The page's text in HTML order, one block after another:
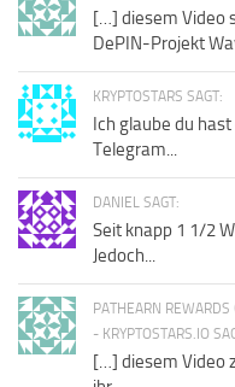
[…] diesem Video
DePIN-Projekt
KRYPTOSTARS SAGT:
Ich glaube du
Telegram...
DANIEL SAGT:
Seit knapp 1 1/2
Jedoch...
PATHEARN
- KRYPTOSTARS.IO
[…] diesem Video